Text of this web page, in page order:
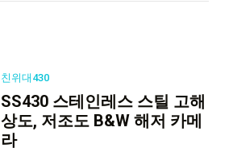
친위대430
SS430 스테인레스 스틸 고해
상도, 저조도 B&W 해저 카메
라